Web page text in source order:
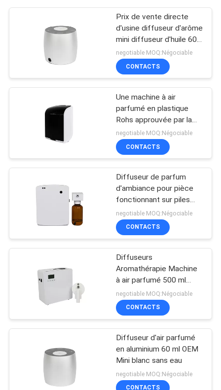
Prix de vente directe
d'usine diffuseur d'arôme
mini diffuseur d'huile 60
ml aluminium
negotiable MOQ:Négociable
CONTACTS
Une machine à air
parfumé en plastique
Rohs approuvée par la
Fcc
negotiable MOQ:Négociable
CONTACTS
Diffuseur de parfum
d'ambiance pour pièce
fonctionnant sur piles
AA, diffuseur de parfum
pour toilettes
negotiable MOQ:Négociable
CONTACTS
Diffuseurs
Aromathérapie Machine
à air parfumé 500 ml
Blanc 800-1200m3
Couverture de l'odeur
negotiable MOQ:Négociable
CONTACTS
Diffuseur d'air parfumé
en aluminium 60 ml OEM
Mini blanc sans eau
negotiable MOQ:Négociable
CONTACTS